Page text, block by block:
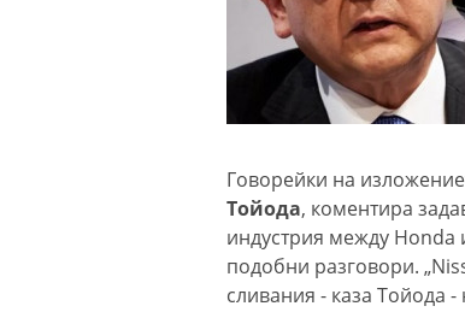
Говорейки на
Тойода, коментира
индустрия между Honda
подобни разговори.
сливания - каза Тойода